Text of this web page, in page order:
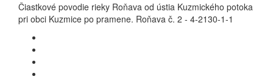
Čiastkové povodie rieky Roňava od ústia Kuzmického potoka
pri obci Kuzmice po pramene. Roňava č. 2 - 4-2130-1-1